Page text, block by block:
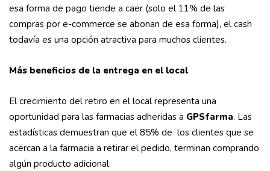
esa forma de pago tiende a caer (solo el 11% de las
compras por e-commerce se abonan de esa forma), el cash
todavía es una opción atractiva para muchos clientes.
Más beneficios de la entrega en el local
El crecimiento del retiro en el local representa una
oportunidad para las farmacias adheridas a GPSfarma. Las
estadísticas demuestran que el 85% de los clientes que se
acercan a la farmacia a retirar el pedido, terminan comprando
algún producto adicional.